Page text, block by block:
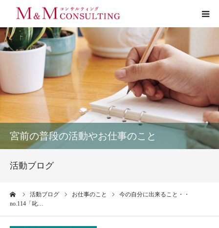
宮前の普段の活動やお仕事のこと
活動ブログ
活動ブログ お仕事のこと
今の自分に出来ること・・
no.114「叱…
プロフィール
サービス
お客様の声
実績